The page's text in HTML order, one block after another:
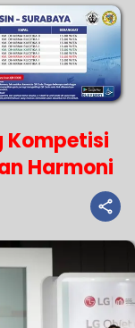
Kompetisi
Harmoni